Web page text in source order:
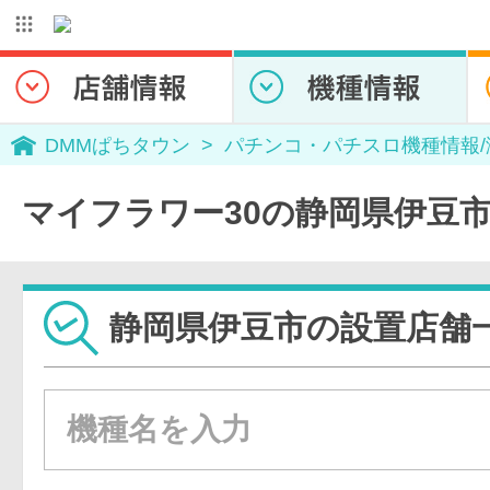
DMMぱちタウン パチンコ・パチスロ機種情報
マイフラワー30の静岡県伊豆
静岡県伊豆市の設置店舗